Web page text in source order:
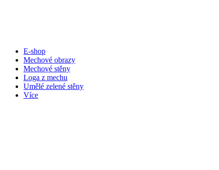
E-shop
Mechové obrazy
Mechové stěny
Loga z mechu
Umělé zelené stěny
Více